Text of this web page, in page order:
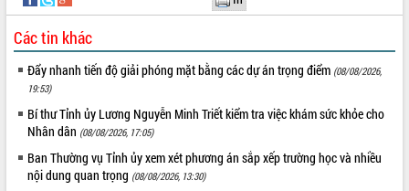
sản sống” trong dòng chảy toàn cầu
Xây dựng nông thôn mới: Nâng cao đời
sống người dân từ những mô hình thiết
thực
Quyết liệt tháo gỡ vướng mắc, đẩy
nhanh tiến độ các dự án trọng điểm
trong Khu kinh tế Nam Phú Yên
Hòn Yến phát triển du lịch gắn với bảo
tồn biển
Các tin khác
Đẩy nhanh tiến độ giải phóng mặt bằng các dự án trọng điểm (08/08/2026,
19:53)
Bí thư Tỉnh ủy Lương Nguyễn Minh Triết kiểm tra việc khám sức khỏe cho
Nhân dân (08/08/2026, 17:05)
Ban Thường vụ Tỉnh ủy xem xét phương án sắp xếp trường học và nhiều
nội dung quan trọng (08/08/2026, 13:30)